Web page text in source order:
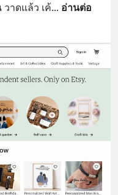
าดแล้ว เค้... อ่านต่อ